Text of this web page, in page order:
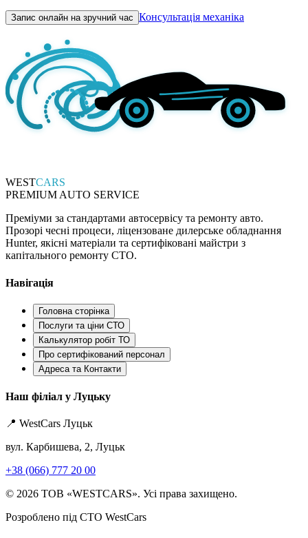
Запис онлайн на зручний час Консультація механіка
WESTCARS
PREMIUM AUTO SERVICE
Преміуми за стандартами автосервісу та ремонту авто.
Прозорі чесні процеси, ліцензоване дилерське обладнання
Hunter, якісні матеріали та сертифіковані майстри з
капітального ремонту СТО.
Навігація
Головна сторінка
Послуги та ціни СТО
Калькулятор робіт ТО
Про сертифікований персонал
Адреса та Контакти
Наш філіал у Луцьку
📍 WestCars Луцьк
вул. Карбишева, 2, Луцьк
+38 (066) 777 20 00
© 2026 ТОВ «WESTCARS». Усі права захищено.
Розроблено під СТО WestCars